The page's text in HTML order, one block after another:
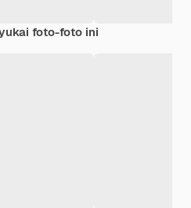
foto-foto ini